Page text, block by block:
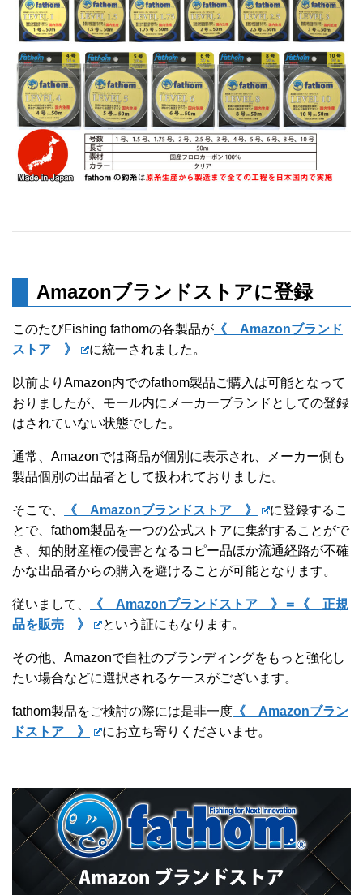
Amazonブランドストアに登録
このたびFishing fathomの各製品が 《 Amazonブランド
ストア 》
に統一されました。
以前よりAmazon内でのfathom製品ご購入は可能となって
おりましたが、モール内にメーカーブランドとしての登録
はされていない状態でした。
通常、Amazonでは商品が個別に表示され、メーカー側も
製品個別の出品者として扱われておりました。
そこで、 《 Amazonブランドストア 》
に登録するこ
とで、fathom製品を一つの公式ストアに集約することがで
き、知的財産権の侵害となるコピー品ほか流通経路が不確
かな出品者からの購入を避けることが可能となります。
従いまして、
《 Amazonブランドストア 》＝《 正規
品を販売 》
という証にもなります。
その他、Amazonで自社のブランディングをもっと強化し
たい場合などに選択されるケースがございます。
fathom製品をご検討の際には是非一度 《 Amazonブラン
ドストア 》
にお立ち寄りくださいませ。